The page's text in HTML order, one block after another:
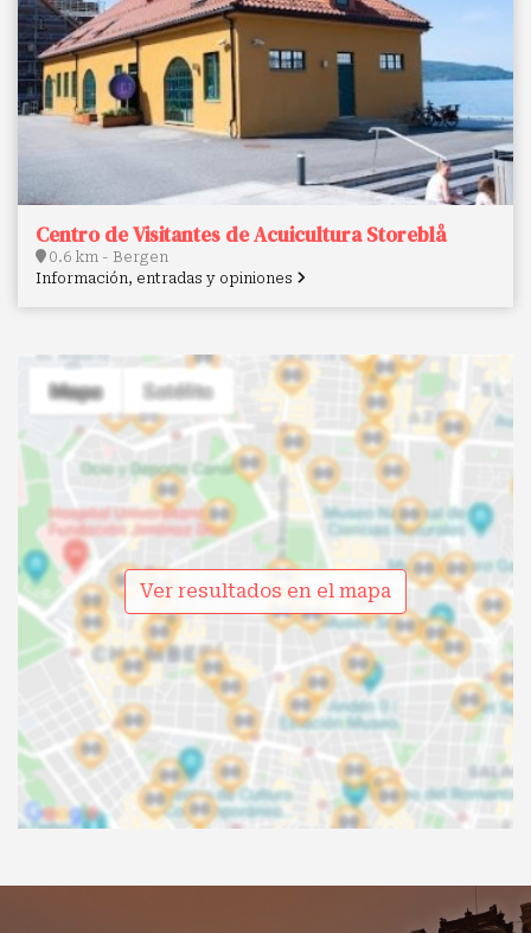
Centro de Visitantes de Acuicultura Storeblå
0.6 km - Bergen
Información, entradas y opiniones
Ver resultados en el mapa